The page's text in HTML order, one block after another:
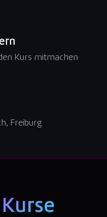
Kurs mitmachen
Freiburg